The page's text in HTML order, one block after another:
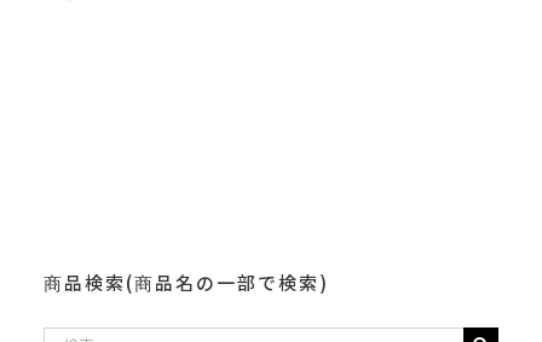
商品検索(商品名の一部で検索)